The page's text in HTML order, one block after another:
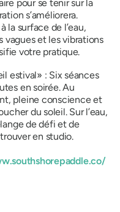
pour se tenir sur la
s’améliorera.
la surface de l’eau,
vagues et les vibrations
votre pratique.
estival» : Six séances
en soirée. Au
pleine conscience et
du soleil. Sur l’eau,
de défi et de
en studio.